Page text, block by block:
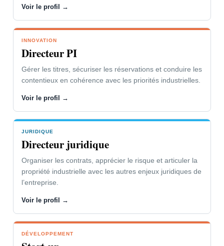
Accéder à la page “Vous êtes” →
VOTRE PROBLÉMATIQUE
L’innovation soutient vos parts de
marché et la dynamique de l’entreprise.
Vous devez faire respecter vos droits ou
combattre ceux de vos concurrents.
NOTRE CONCOURS
votre organisation et à vos
œuvre des stratégies.
Voir le profil →
INNOVATION
Directeur PI
Gérer les titres, sécuriser les réservations et conduire les
contentieux en cohérence avec les priorités industrielles.
Voir le profil →
JURIDIQUE
Directeur juridique
Organiser les contrats, apprécier le risque et articuler la
propriété industrielle avec les autres enjeux juridiques de
l’entreprise.
Voir le profil →
DÉVELOPPEMENT